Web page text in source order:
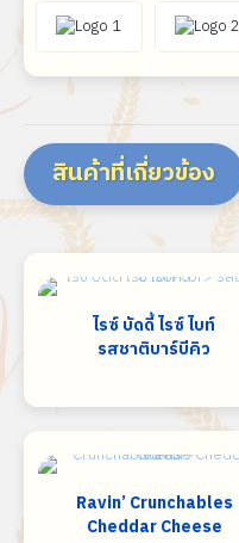
สินค้าที่เกี่ยวข้อง
ไรซ์ บัดดี้ ไรซ์ ไบท์
รสชาติบาร์บีคิว
Ravin’ Crunchables
Cheddar Cheese